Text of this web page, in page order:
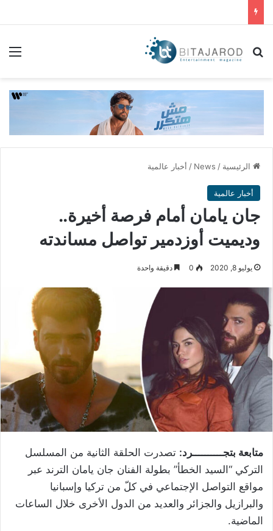
بحث عن
الرئيسية /
News
/ أخبار عالمية
أخبار عالمية
جان يامان أمام فرصة أخيرة..
وديميت أوزدمير تواصل مساندته
يوليو 8, 2020 0 دقيقة واحدة
متابعة بتجــــــــــرد: تصدرت الحلقة الثانية من المسلسل
التركي “السيد الخطأ” بطولة الفنان جان يامان الترند عبر
مواقع التواصل الإجتماعي في كلّ من تركيا وإسبانيا
والبرازيل والجزائر والعديد من الدول الأخرى خلال الساعات
الماضية.